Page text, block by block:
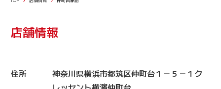
店舗情報
住所
神奈川県横浜市都筑区仲町台１－５－１ク